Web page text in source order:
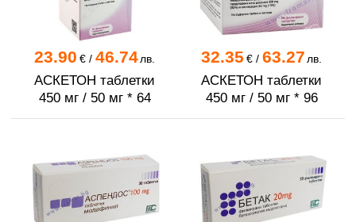
23.90 €/ 46.74лв.
АСКЕТОН таблетки
450 мг / 50 мг * 64
32.35 €/ 63.27 лв.
АСКЕТОН таблетки
450 мг / 50 мг * 96